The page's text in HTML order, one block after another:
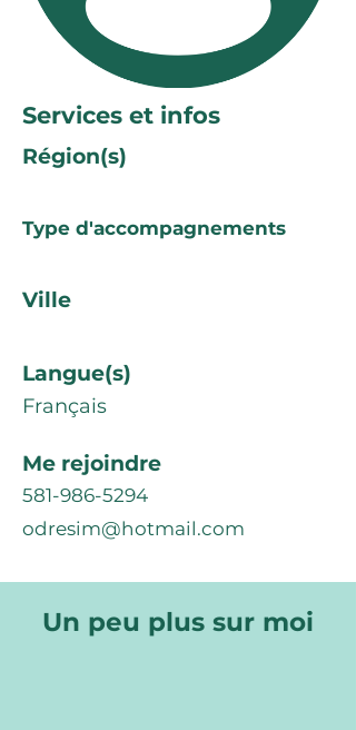
Services et infos
Région(s)
Type d'accompagnements
Ville
Langue(s)
Français
Me rejoindre
581-986-5294
odresim@hotmail.com
Un peu plus sur moi